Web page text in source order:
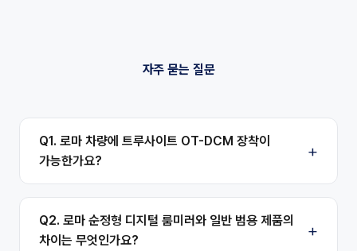
자주 묻는 질문
Q1. 로마 차량에 트루사이트 OT-DCM 장착이
가능한가요?
Q2. 로마 순정형 디지털 룸미러와 일반 범용 제품의
차이는 무엇인가요?